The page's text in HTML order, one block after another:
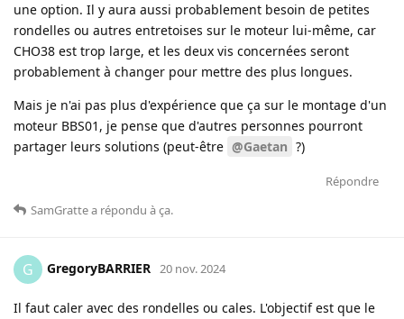
une option. Il y aura aussi probablement besoin de petites
rondelles ou autres entretoises sur le moteur lui-même, car
CHO38 est trop large, et les deux vis concernées seront
probablement à changer pour mettre des plus longues.
Mais je n'ai pas plus d'expérience que ça sur le montage d'un
moteur BBS01, je pense que d'autres personnes pourront
partager leurs solutions (peut-être @Gaetan ?)
Répondre
SamGrattea répondu à ça.
G GregoryBARRIER 20 nov. 2024
Il faut caler avec des rondelles ou cales. L'objectif est que le